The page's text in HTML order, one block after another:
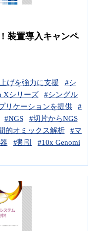
装置導入キャンペ
げを強力に支援
#シ
Xシリーズ
#シングル
リケーションを提供
#
#NGS
#切片からNGS
的オミックス解析
#マ
#割引
#10x Genomi